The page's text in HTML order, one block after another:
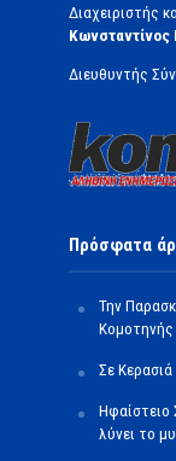
Διαχειριστής
Διευθυντής
Πρόσφατα
Την
Κομοτηνής
Σε Κερασιά
Ηφαίστειο
λύνει το